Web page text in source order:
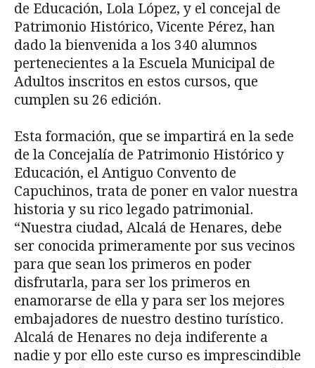
de Educación, Lola López, y el concejal de
Patrimonio Histórico, Vicente Pérez, han
dado la bienvenida a los 340 alumnos
pertenecientes a la Escuela Municipal de
Adultos inscritos en estos cursos, que
cumplen su 26 edición.
Esta formación, que se impartirá en la sede
de la Concejalía de Patrimonio Histórico y
Educación, el Antiguo Convento de
Capuchinos, trata de poner en valor nuestra
historia y su rico legado patrimonial.
“Nuestra ciudad, Alcalá de Henares, debe
ser conocida primeramente por sus vecinos
para que sean los primeros en poder
disfrutarla, para ser los primeros en
enamorarse de ella y para ser los mejores
embajadores de nuestro destino turístico.
Alcalá de Henares no deja indiferente a
nadie y por ello este curso es imprescindible